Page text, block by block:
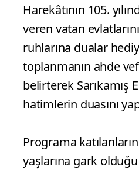
Harekâtının 105.
veren vatan
ruhlarına dualar
toplanmanın ahde
belirterek Sarıkamış
hatimlerin duasını
Programa
yaşlarına gark